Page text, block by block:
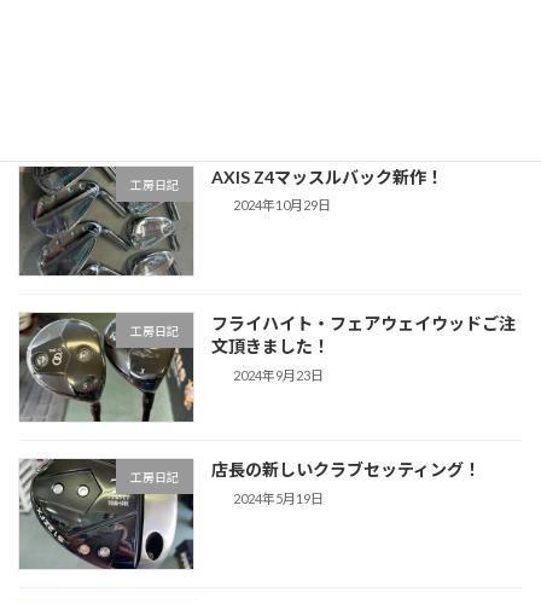
工房日記 AXIS Z4マッスルバック新作！
2024年10月29日
工房日記
フライハイト・フェアウェイウッドご注
文頂きました！
2024年9月23日
工房日記 店長の新しいクラブセッティング！
2024年5月19日